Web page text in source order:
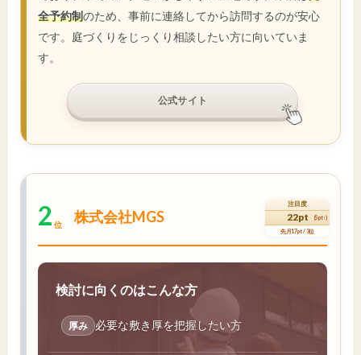
全予約制のため、事前に連絡してから訪問するのが安心
です。庭づくりをじっくり相談したい方に向いていま
す。
公式サイト
2 位 株式会社MGS
注目度
22pt (5pt↑)
先月17pt / 3位
検討に向くのはこんな方
厚み 必要な敷き厚を把握したい方